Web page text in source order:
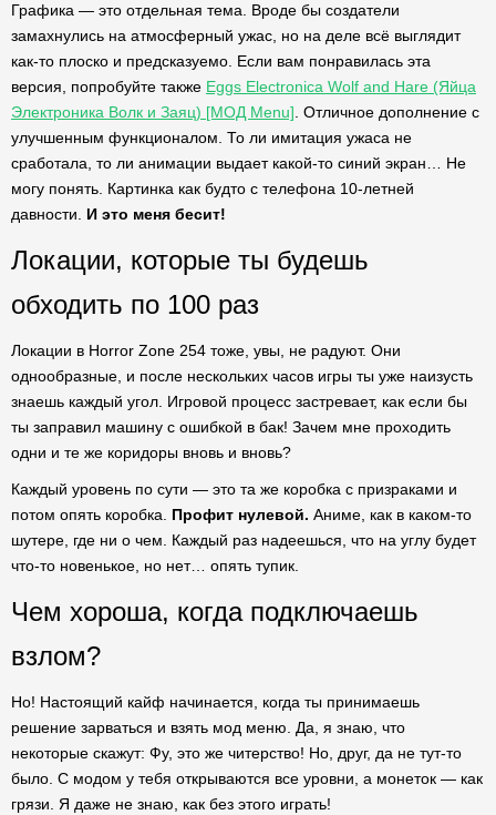
Графика — это отдельная тема. Вроде бы создатели
замахнулись на атмосферный ужас, но на деле всё выглядит
как-то плоско и предсказуемо. Если вам понравилась эта
версия, попробуйте также Eggs Electronica Wolf and Hare (Яйца
Электроника Волк и Заяц) [МОД Menu] . Отличное дополнение с
улучшенным функционалом. То ли имитация ужаса не
сработала, то ли анимации выдает какой-то синий экран… Не
могу понять. Картинка как будто с телефона 10-летней
давности. И это меня бесит!
Локации, которые ты будешь
обходить по 100 раз
Локации в Horror Zone 254 тоже, увы, не радуют. Они
однообразные, и после нескольких часов игры ты уже наизусть
знаешь каждый угол. Игровой процесс застревает, как если бы
ты заправил машину с ошибкой в бак! Зачем мне проходить
одни и те же коридоры вновь и вновь?
Каждый уровень по сути — это та же коробка с призраками и
потом опять коробка. Профит нулевой. Аниме, как в каком-то
шутере, где ни о чем. Каждый раз надеешься, что на углу будет
что-то новенькое, но нет… опять тупик.
Чем хороша, когда подключаешь
взлом?
Но! Настоящий кайф начинается, когда ты принимаешь
решение зарваться и взять мод меню. Да, я знаю, что
некоторые скажут: Фу, это же читерство! Но, друг, да не тут-то
было. С модом у тебя открываются все уровни, а монеток — как
грязи. Я даже не знаю, как без этого играть!